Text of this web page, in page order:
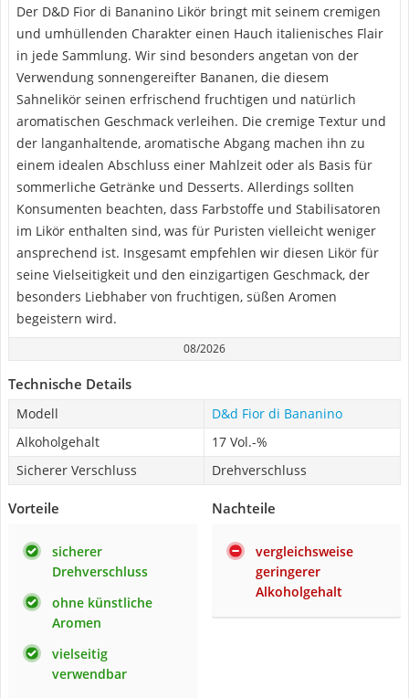
Der D&D Fior di Bananino Likör bringt mit seinem cremigen
und umhüllenden Charakter einen Hauch italienisches Flair
in jede Sammlung. Wir sind besonders angetan von der
Verwendung sonnengereifter Bananen, die diesem
Sahnelikör seinen erfrischend fruchtigen und natürlich
aromatischen Geschmack verleihen. Die cremige Textur und
der langanhaltende, aromatische Abgang machen ihn zu
einem idealen Abschluss einer Mahlzeit oder als Basis für
sommerliche Getränke und Desserts. Allerdings sollten
Konsumenten beachten, dass Farbstoffe und Stabilisatoren
im Likör enthalten sind, was für Puristen vielleicht weniger
ansprechend ist. Insgesamt empfehlen wir diesen Likör für
seine Vielseitigkeit und den einzigartigen Geschmack, der
besonders Liebhaber von fruchtigen, süßen Aromen
begeistern wird.
08/2026
Technische Details
Modell
D&d Fior di Bananino
Alkoholgehalt
17 Vol.-%
Sicherer Verschluss
Drehverschluss
Vorteile
sicherer
Drehverschluss
ohne künstliche
Aromen
vielseitig
verwendbar
Nachteile
vergleichsweise
geringerer
Alkoholgehalt